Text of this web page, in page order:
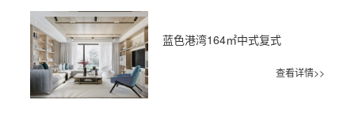
蓝色港湾164㎡中式复式
查看详情>>